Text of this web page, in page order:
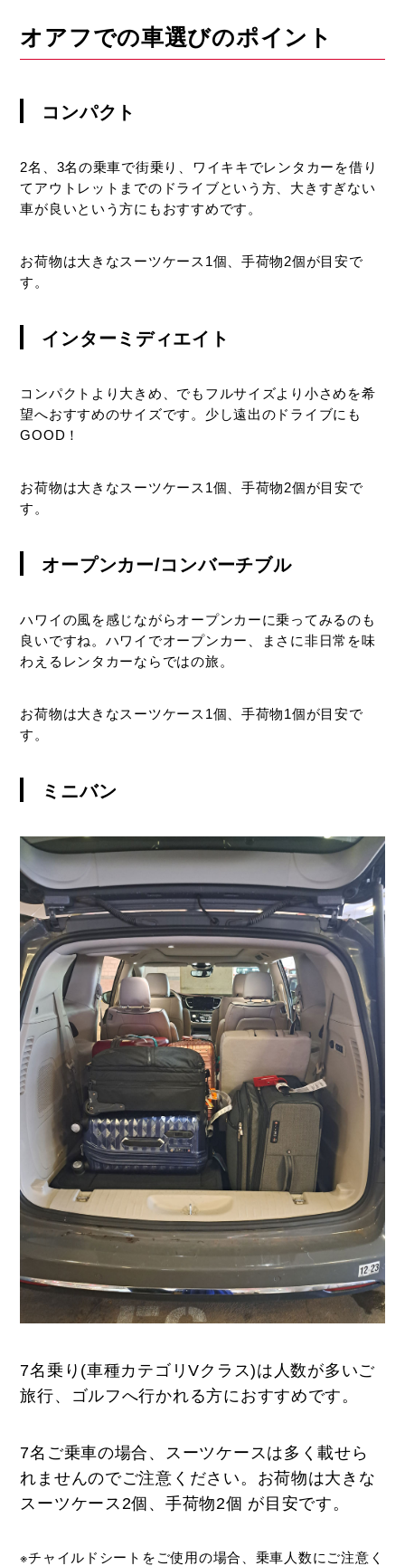
オアフでの車選びのポイント
コンパクト
2名、3名の乗車で街乗り、ワイキキでレンタカーを借り
てアウトレットまでのドライブという方、大きすぎない
車が良いという方にもおすすめです。
お荷物は大きなスーツケース1個、手荷物2個が目安で
す。
インターミディエイト
コンパクトより大きめ、でもフルサイズより小さめを希
望へおすすめのサイズです。少し遠出のドライブにも
GOOD！
お荷物は大きなスーツケース1個、手荷物2個が目安で
す。
オープンカー/コンバーチブル
ハワイの風を感じながらオープンカーに乗ってみるのも
良いですね。ハワイでオープンカー、まさに非日常を味
わえるレンタカーならではの旅。
お荷物は大きなスーツケース1個、手荷物1個が目安で
す。
ミニバン
7名乗り(車種カテゴリVクラス)は人数が多いご
旅行、ゴルフへ行かれる方におすすめです。
7名ご乗車の場合、スーツケースは多く載せら
れませんのでご注意ください。お荷物は大きな
スーツケース2個、手荷物2個 が目安です。
※チャイルドシートをご使用の場合、乗車人数にご注意く